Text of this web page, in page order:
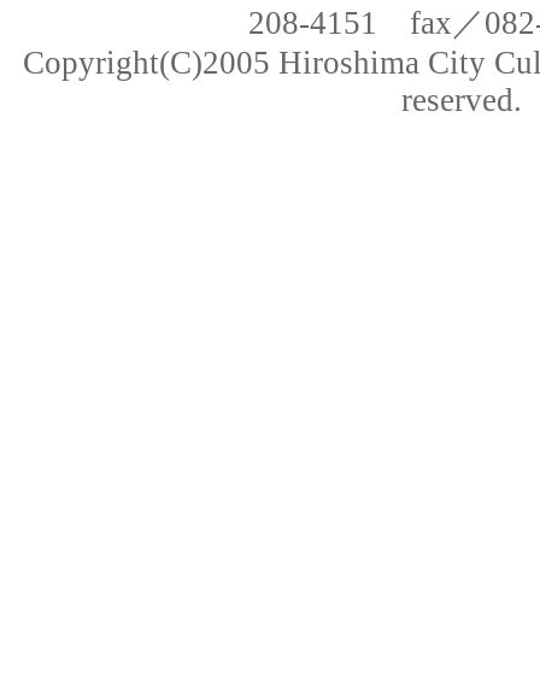
208-4151 fax／
Copyright(C)2005 Hiroshima City
reserved.